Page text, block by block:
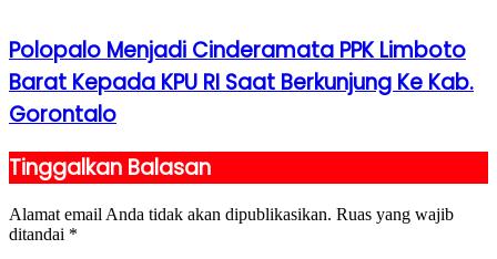
Polopalo Menjadi Cinderamata PPK Limboto
Barat Kepada KPU RI Saat Berkunjung Ke Kab.
Gorontalo
Tinggalkan Balasan
Alamat email Anda tidak akan dipublikasikan. Ruas yang wajib
ditandai *